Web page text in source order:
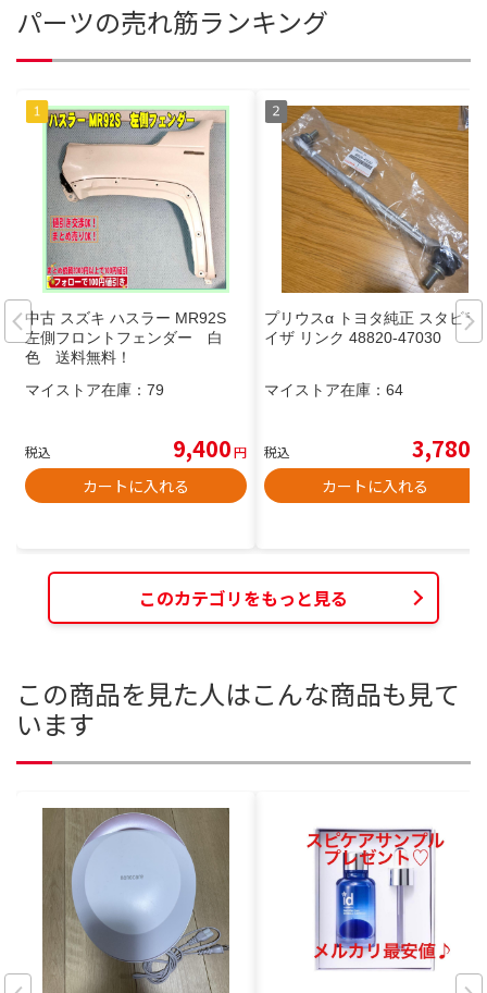
パーツの売れ筋ランキング
中古 スズキ ハスラー MR92S
左側フロントフェンダー 白
色 送料無料！
マイストア在庫： 79
税込 9,400円
カートに入れる
プリウスα トヨタ純正 スタビラ
イザ リンク 48820-47030
マイストア在庫： 64
税込 3,780
カートに入れる
このカテゴリをもっと見る
この商品を見た人はこんな商品も見て
います